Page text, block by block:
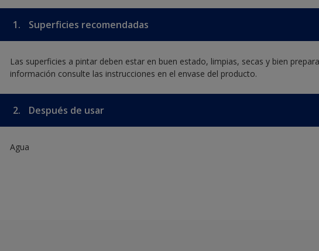
1. Superficies recomendadas
Las superficies a pintar deben estar en buen estado, limpias, secas y bien
información consulte las instrucciones en el envase del producto.
2. Después de usar
Agua